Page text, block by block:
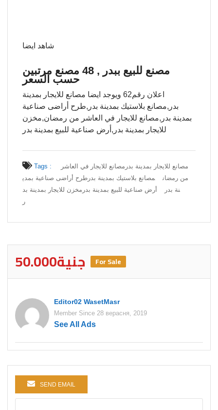
شاهد ايضا
مصنع للبيع ببدر , 48 مصنع مرتبين
حسب السعر
اعلان رقم62 ويوجد ايضا مصانع للايجار بمدينة
بدر,مصانع بلاستيك بمدينة بدر,طرح أراضى صناعية
بمدينة بدر,مصانع للايجار في العاشر من رمضان,مخزن
للايجار بمدينة بدر,أرض صناعية للبيع بمدينة بدر
Tags : مصانع للايجار بمدينة بدر مصانع للايجار في العاشر
من رمضان
مصانع بلاستيك بمدينة بدر طرح أراضى صناعية بمدي
نة بدر
أرض صناعية للبيع بمدينة بدر مخزن للايجار بمدينة بد
ر
50.000جنية For Sale
Editor02 WasetMasr
Member Since 28 верасня, 2019
See All Ads
SEND EMAIL